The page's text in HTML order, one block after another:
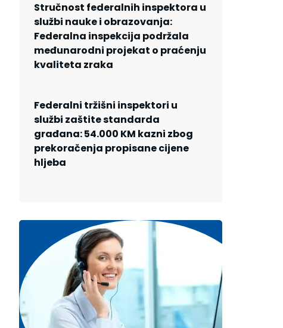
Stručnost federalnih inspektora u
službi nauke i obrazovanja:
Federalna inspekcija podržala
međunarodni projekat o praćenju
kvaliteta zraka
Federalni tržišni inspektori u
službi zaštite standarda
građana: 54.000 KM kazni zbog
prekoračenja propisane cijene
hljeba